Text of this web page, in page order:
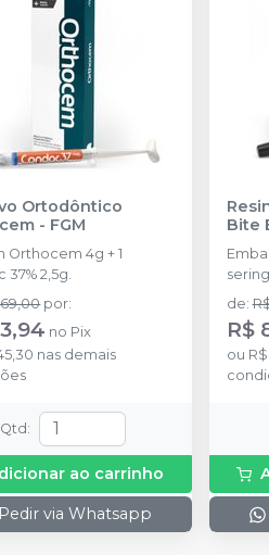
Ortodôntico
- FGM
Orthocem 4g + 1
37% 2,5g.
por:
no Pix
nas demais
Qtd :
ao carrinho
Pedir via Whatsapp
Bite
de:
R$
ou